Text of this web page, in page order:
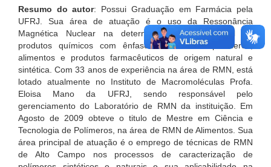
Resumo do autor: Possui Graduação em Farmácia pela
UFRJ. Sua área de atuação é o uso da Ressonância
Magnética Nuclear na determinação de estrutural de
produtos químicos com ênfase na área de polímeros,
alimentos e produtos farmacêuticos de origem natural e
sintética. Com 33 anos de experiência na área de RMN, está
lotado atualmente no Instituto de Macromoléculas Profa.
Eloisa Mano da UFRJ, sendo responsável pelo
gerenciamento do Laboratório de RMN da instituição. Em
Agosto de 2009 obteve o titulo de Mestre em Ciência e
Tecnologia de Polímeros, na área de RMN de Alimentos. Sua
área principal de atuação é o emprego de técnicas de RMN
de Alto Campo nos processos de caracterização de